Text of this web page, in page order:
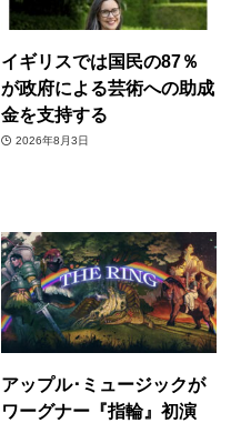
イギリスでは国民の87％
が政府による芸術への助成
金を支持する
2026年8月3日
アップル･ミュージックが
ワーグナー『指輪』初演